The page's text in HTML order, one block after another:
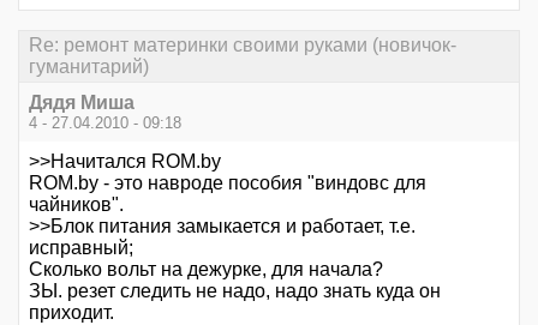
Re: ремонт материнки своими руками (новичок-
гуманитарий)
Дядя Миша
4 - 27.04.2010 - 09:18
>>Начитался ROM.by
ROM.by - это навроде пособия "виндовс для
чайников".
>>Блок питания замыкается и работает, т.е.
исправный;
Сколько вольт на дежурке, для начала?
ЗЫ. резет следить не надо, надо знать куда он
приходит.